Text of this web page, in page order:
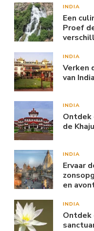
INDIA
Een
Proef
INDIA
Verken
van
INDIA
Ontdek
de
INDIA
Ervaar
en
INDIA